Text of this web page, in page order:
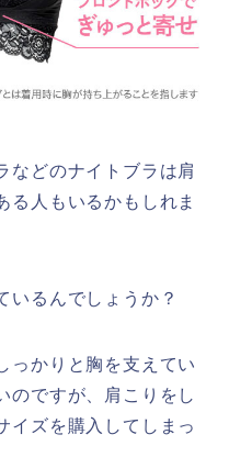
などのナイトブラは肩
る人もいるかもしれま
いるんでしょうか？
っかりと胸を支えてい
のですが、肩こりをし
イズを購入してしまっ